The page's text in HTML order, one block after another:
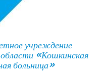
учреждение
«Кошкинская
больница»